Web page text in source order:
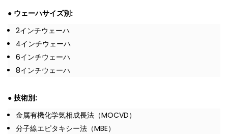
● ウェーハサイズ別:
2インチウェーハ
4インチウェーハ
6インチウェーハ
8インチウェーハ
● 技術別:
金属有機化学気相成長法（MOCVD）
分子線エピタキシー法（MBE）